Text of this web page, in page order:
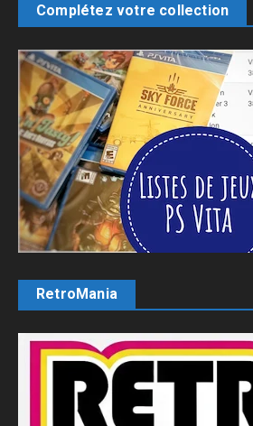
Complétez votre collection
RetroMania